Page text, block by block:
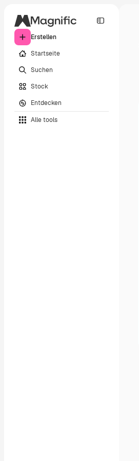
Erstellen
Startseite
Suchen
Stock
Entdecken
Alle tools